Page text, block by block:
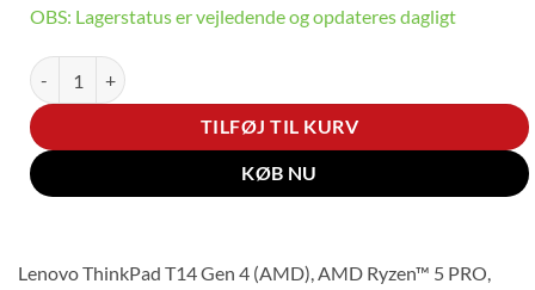
OBS: Lagerstatus er vejledende og opdateres dagligt
Lenovo ThinkPad T14 G4 (AMD) antal
TILFØJ TIL KURV
KØB NU
Lenovo ThinkPad T14 Gen 4 (AMD), AMD Ryzen™ 5 PRO,